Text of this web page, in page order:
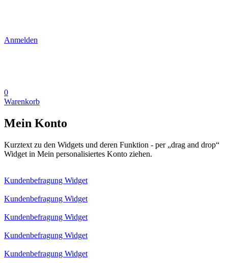
Anmelden
0
Warenkorb
Mein Konto
Kurztext zu den Widgets und deren Funktion - per „drag and drop“
Widget in Mein personalisiertes Konto ziehen.
Kundenbefragung Widget
Kundenbefragung Widget
Kundenbefragung Widget
Kundenbefragung Widget
Kundenbefragung Widget